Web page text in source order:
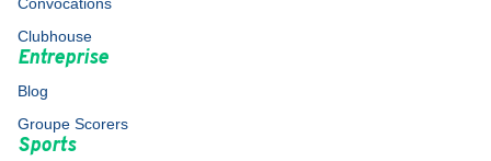
Clubhouse
Entreprise
Blog
Groupe Scorers
Sports